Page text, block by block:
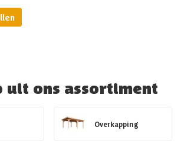
uit ons assortiment
Overkapping